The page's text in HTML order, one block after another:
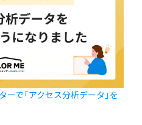
で「アクセス分析データ」を